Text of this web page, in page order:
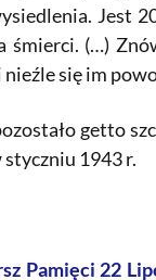
Jest
śmierci. (…)
się im
getto
1943 r.
Pamięci 22